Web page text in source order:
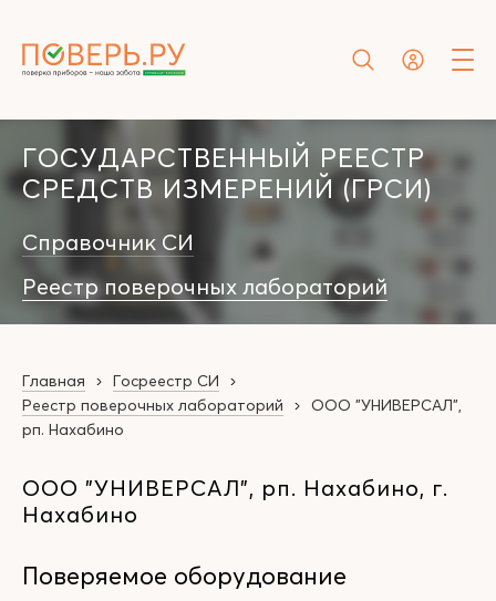
ГОСУДАРСТВЕННЫЙ РЕЕСТР
СРЕДСТВ ИЗМЕРЕНИЙ (ГРСИ)
Справочник СИ
Реестр поверочных лабораторий
Главная
Госреестр СИ
Реестр поверочных лабораторий
ООО "УНИВЕРСАЛ",
рп. Нахабино
ООО "УНИВЕРСАЛ", рп. Нахабино, г.
Нахабино
Поверяемое оборудование